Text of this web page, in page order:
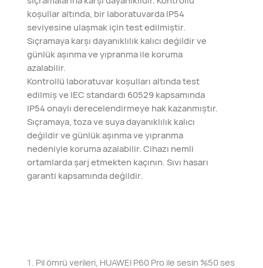
koşullar altında, bir laboratuvarda IP54
seviyesine ulaşmak için test edilmiştir.
Sıçramaya karşı dayanıklılık kalıcı değildir ve
günlük aşınma ve yıpranma ile koruma
azalabilir.
Kontrollü laboratuvar koşulları altında test
edilmiş ve IEC standardı 60529 kapsamında
IP54 onaylı derecelendirmeye hak kazanmıştır.
Sıçramaya, toza ve suya dayanıklılık kalıcı
değildir ve günlük aşınma ve yıpranma
nedeniyle koruma azalabilir. Cihazı nemli
ortamlarda şarj etmekten kaçının. Sıvı hasarı
garanti kapsamında değildir.
Pil ömrü verileri, HUAWEI P60 Pro ile sesin %50 ses